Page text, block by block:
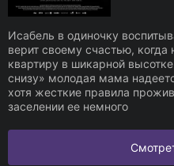
Исабель в одиночку
верит своему счастью,
квартиру в шикарной
снизу» молодая мама
хотя жесткие правила
заселении ее немного